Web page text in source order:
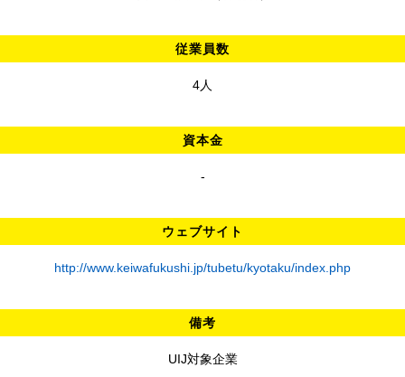
従業員数
4人
資本金
-
ウェブサイト
http://www.keiwafukushi.jp/tubetu/kyotaku/index.php
備考
UIJ対象企業